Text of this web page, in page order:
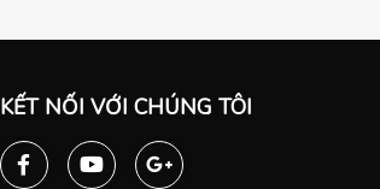
KẾT NỐI VỚI CHÚNG TÔI